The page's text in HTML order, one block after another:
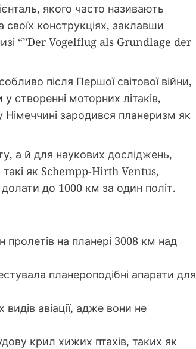
якого часто називають
конструкціях, заклавши
“”Der Vogelflug als Grundlage der
після Першої світової війни,
моторних літаків,
Німеччині зародився планеризм як
а й для наукових досліджень,
як Schempp-Hirth Ventus,
до 1000 км за один політ.
на планері 3008 км над
планероподібні апарати для
авіації, адже вони не
крил хижих птахів, таких як